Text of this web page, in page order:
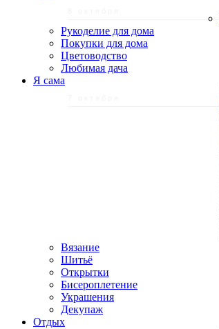
Рукоделие для дома
Покупки для дома
Цветоводство
Любимая дача
Я сама
Вязание
Шитьё
Открытки
Бисероплетение
Украшения
Декупаж
Отдых